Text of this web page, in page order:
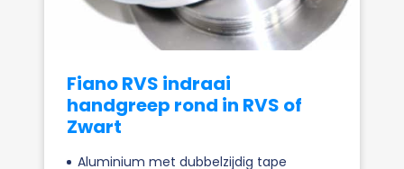
Fiano RVS indraai
handgreep rond in RVS of
Zwart
Aluminium met dubbelzijdig tape